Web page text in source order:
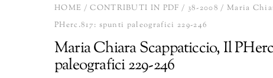
HOME /CONTRIBUTI IN PDF / 38-2008 / Maria
PHerc.817: spunti paleografici 229-246
Maria Chiara Scappaticcio, Il
paleografici 229-246